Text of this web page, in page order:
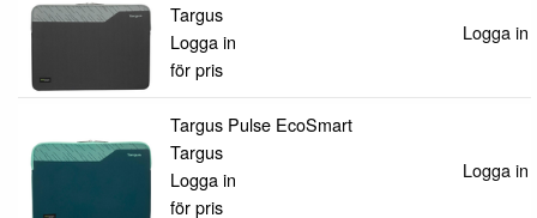
Targus
Logga in
för pris
Logga in
Targus Pulse EcoSmart
Targus
Logga in
för pris
Logga in